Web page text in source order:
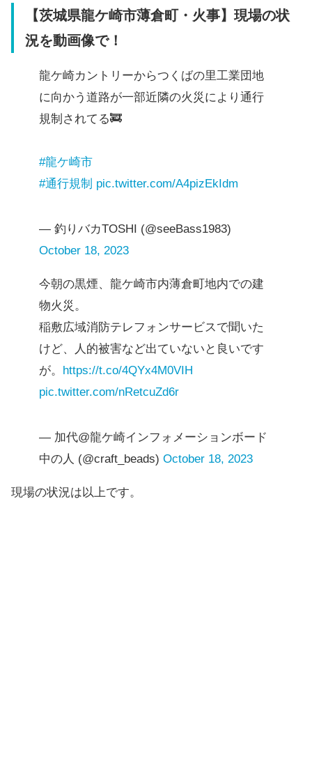
【茨城県龍ケ崎市薄倉町・火事】現場の状
況を動画像で！
龍ケ崎カントリーからつくばの里工業団地
に向かう道路が一部近隣の火災により通行
規制されてる🚒
#龍ケ崎市
#通行規制 pic.twitter.com/A4pizEkIdm
— 釣りバカTOSHI (@seeBass1983)
October 18, 2023
今朝の黒煙、龍ケ崎市内薄倉町地内での建
物火災。
稲敷広域消防テレフォンサービスで聞いた
けど、人的被害など出ていないと良いです
が。 https://t.co/4QYx4M0VIH
pic.twitter.com/nRetcuZd6r
— 加代@龍ケ崎インフォメーションボード
中の人 (@craft_beads) October 18, 2023
現場の状況は以上です。